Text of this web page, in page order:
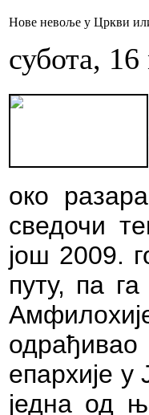
Нове невоље у Цркви
субота,
око
сведочи
још 2009.
путу, па
епархије
једна од